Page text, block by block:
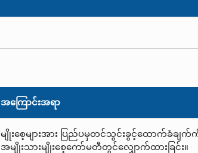
အကြောင်းအရာ
မျိုးစေ့များအား ပြည်ပမှတင်သွင်းခွင့်ထောက်ခံချက်ကို
အမျိုးသားမျိုးစေ့ကော်မတီတွင်လျှောက်ထားခြင်း။